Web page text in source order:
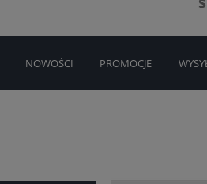
NOWOŚCI PROMOCJE